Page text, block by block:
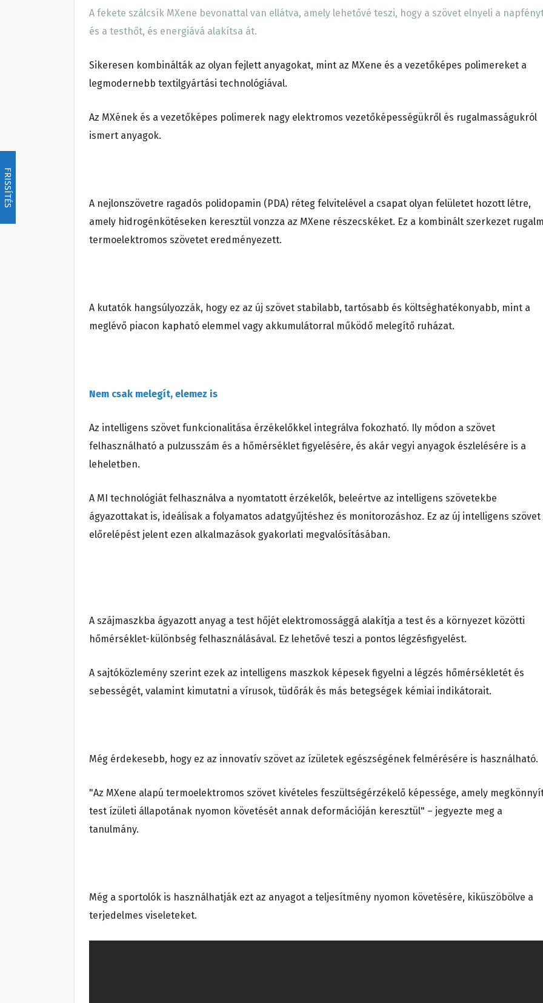
FRISSÍTÉS
A fekete szálcsík MXene bevonattal van ellátva, amely lehetővé teszi, hogy a szövet elnyeli a
és a testhőt, és energiává alakítsa át.
Sikeresen kombinálták az olyan fejlett anyagokat, mint az MXene és a vezetőképes polimereket a
legmodernebb textilgyártási technológiával.
Az MXének és a vezetőképes polimerek nagy elektromos vezetőképességükről és rugalmasságukról
ismert anyagok.
A nejlonszövetre ragadós polidopamin (PDA) réteg felvitelével a csapat olyan felületet hozott létre,
amely hidrogénkötéseken keresztül vonzza az MXene részecskéket. Ez a kombinált szerkezet
termoelektromos szövetet eredményezett.
A kutatók hangsúlyozzák, hogy ez az új szövet stabilabb, tartósabb és költséghatékonyabb, mint a
meglévő piacon kapható elemmel vagy akkumulátorral működő melegítő ruházat.
Nem csak melegít, elemez is
Az intelligens szövet funkcionalitása érzékelőkkel integrálva fokozható. Ily módon a szövet
felhasználható a pulzusszám és a hőmérséklet figyelésére, és akár vegyi anyagok észlelésére is a
leheletben.
A MI technológiát felhasználva a nyomtatott érzékelők, beleértve az intelligens szövetekbe
ágyazottakat is, ideálisak a folyamatos adatgyűjtéshez és monitorozáshoz. Ez az új intelligens szövet
előrelépést jelent ezen alkalmazások gyakorlati megvalósításában.
A szájmaszkba ágyazott anyag a test hőjét elektromossággá alakítja a test és a környezet közötti
hőmérséklet-különbség felhasználásával. Ez lehetővé teszi a pontos légzésfigyelést.
A sajtóközlemény szerint ezek az intelligens maszkok képesek figyelni a légzés hőmérsékletét és
sebességét, valamint kimutatni a vírusok, tüdőrák és más betegségek kémiai indikátorait.
Még érdekesebb, hogy ez az innovatív szövet az ízületek egészségének felmérésére is használható.
"Az MXene alapú termoelektromos szövet kivételes feszültségérzékelő képessége, amely
test ízületi állapotának nyomon követését annak deformációján keresztül" – jegyezte meg a
tanulmány.
Még a sportolók is használhatják ezt az anyagot a teljesítmény nyomon követésére, kiküszöbölve a
terjedelmes viseleteket.